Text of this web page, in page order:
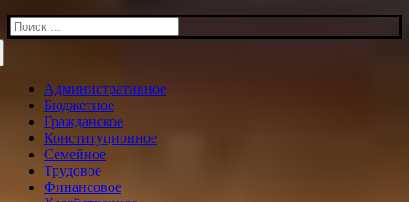
Искать:
Административное
Бюджетное
Гражданское
Конституционное
Семейное
Трудовое
Финансовое